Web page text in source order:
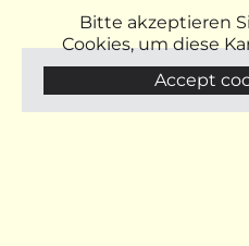
Bitte akzeptieren
Cookies, um diese
Accept